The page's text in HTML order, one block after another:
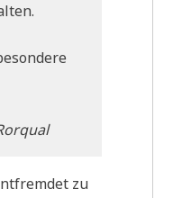
zu